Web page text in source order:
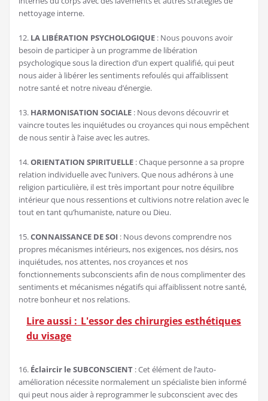
nettoyage interne.
12. LA LIBÉRATION PSYCHOLOGIQUE : Nous pouvons avoir
besoin de participer à un programme de libération
psychologique sous la direction d’un expert qualifié, qui peut
nous aider à libérer les sentiments refoulés qui affaiblissent
notre santé et notre niveau d’énergie.
13. HARMONISATION SOCIALE : Nous devons découvrir et
vaincre toutes les inquiétudes ou croyances qui nous empêchent
de nous sentir à l’aise avec les autres.
14.ORIENTATION SPIRITUELLE : Chaque personne a sa propre
relation individuelle avec l’univers. Que nous adhérons à une
religion particulière, il est très important pour notre équilibre
intérieur que nous ressentions et cultivions notre relation avec le
tout en tant qu’humaniste, nature ou Dieu.
15.CONNAISSANCE DE SOI : Nous devons comprendre nos
propres mécanismes intérieurs, nos exigences, nos désirs, nos
inquiétudes, nos attentes, nos croyances et nos
fonctionnements subconscients afin de nous complimenter des
sentiments et mécanismes négatifs qui affaiblissent notre santé,
notre bonheur et nos relations.
Lire aussi : L'essor des chirurgies esthétiques
du visage
16. Éclaircir le SUBCONSCIENT : Cet élément de l’auto-
amélioration nécessite normalement un spécialiste bien informé
qui peut nous aider à reprogrammer le subconscient avec des